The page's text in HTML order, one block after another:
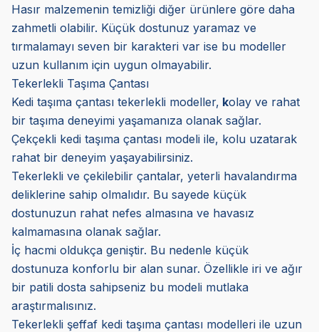
Hasır malzemenin temizliği diğer ürünlere göre daha
zahmetli olabilir. Küçük dostunuz yaramaz ve
tırmalamayı seven bir karakteri var ise bu modeller
uzun kullanım için uygun olmayabilir.
Tekerlekli Taşıma Çantası
Kedi taşıma çantası tekerlekli modeller, kolay ve rahat
bir taşıma deneyimi yaşamanıza olanak sağlar.
Çekçekli kedi taşıma çantası modeli ile, kolu uzatarak
rahat bir deneyim yaşayabilirsiniz.
Tekerlekli ve çekilebilir çantalar, yeterli havalandırma
deliklerine sahip olmalıdır. Bu sayede küçük
dostunuzun rahat nefes almasına ve havasız
kalmamasına olanak sağlar.
İç hacmi oldukça geniştir. Bu nedenle küçük
dostunuza konforlu bir alan sunar. Özellikle iri ve ağır
bir patili dosta sahipseniz bu modeli mutlaka
araştırmalısınız.
Tekerlekli şeffaf kedi taşıma çantası modelleri ile uzun